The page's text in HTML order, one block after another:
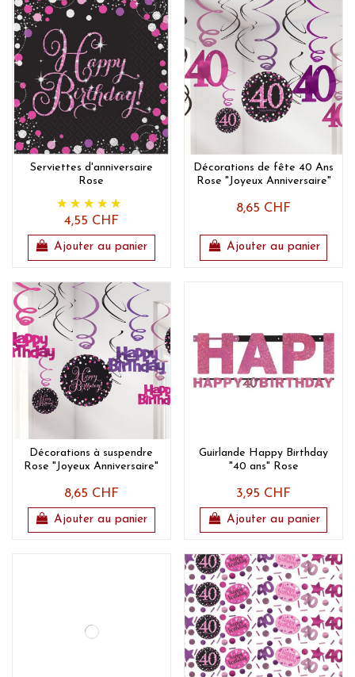
Serviettes d'anniversaire
Rose
4,55 CHF
Ajouter au panier
Décorations de fête 40 Ans
Rose "Joyeux Anniversaire"
8,65 CHF
Ajouter au panier
Décorations à suspendre
Rose "Joyeux Anniversaire"
8,65 CHF
Ajouter au panier
Guirlande Happy Birthday
"40 ans" Rose
3,95 CHF
Ajouter au panier